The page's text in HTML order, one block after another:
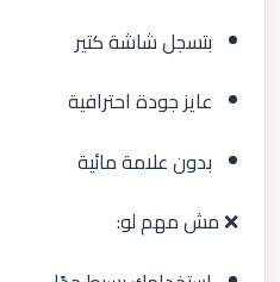
بتسجل شاشة كتير
عايز جودة احترافية
بدون علامة مائية
❌ مش مهم لو: